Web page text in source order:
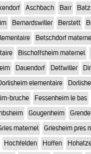
Aschbach Barr
Bernardswiller Berstett
Betschdorf
Bischoffsheim maternel
Dauendorf Dettwiller
elementaire
bruche Fessenheim le bas
Gougenheim
maternel
Griesheim pres
Hochfelden Hoffen